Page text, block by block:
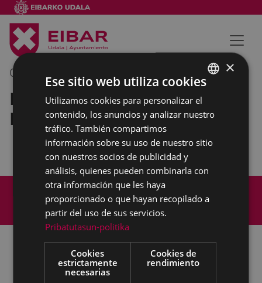
04/03/2019
Reunión de concejales del
Equipo de gobierno
Mapa del Sitio
Aviso legal
Política de cookies
Contacto
Accesibilidad
Todas las redes sociales del Ayuntamiento
BASQUE
SPANISH
×
Ese sitio web utiliza cookies
Utilizamos cookies para personalizar el
contenido, los anuncios y analizar nuestro
tráfico. También compartimos
información sobre su uso de nuestro sitio
con nuestros socios de publicidad y
análisis, quienes pueden combinarla con
otra información que les haya
proporcionado o que hayan recopilado a
partir del uso de sus servicios.
Pribatutasun-politika
Cookies
estrictamente
necesarias
Cookies de
rendimiento